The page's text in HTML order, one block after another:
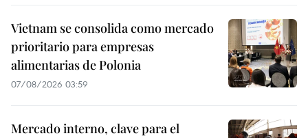
Vietnam se consolida como mercado
prioritario para empresas
alimentarias de Polonia
07/08/2026 03:59
Mercado interno, clave para el